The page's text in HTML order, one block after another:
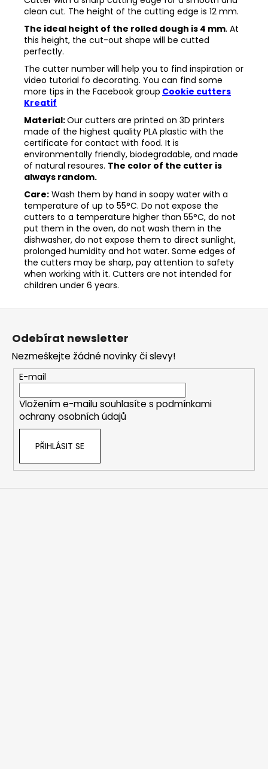
clean cut. The height of the cutting edge is 12 mm.
The ideal height of the rolled dough is 4 mm. At
this height, the cut-out shape will be cutted
perfectly.
The cutter number will help you to find inspiration or
video tutorial fo decorating. You can find some
more tips in the Facebook group Cookie cutters
Kreatif
Material:Our cutters are printed on 3D printers
made of the highest quality PLA plastic with the
certificate for contact with food. It is
environmentally friendly, biodegradable, and made
of natural resoures. The color of the cutter is
always random.
Care: Wash them by hand in soapy water with a
temperature of up to 55°C. Do not expose the
cutters to a temperature higher than 55°C, do not
put them in the oven, do not wash them in the
dishwasher, do not expose them to direct sunlight,
prolonged humidity and hot water. Some edges of
the cutters may be sharp, pay attention to safety
when working with it. Cutters are not intended for
children under 6 years.
Z
Odebírat newsletter
Nezmeškejte žádné novinky či slevy!
E-mail
Vložením e-mailu souhlasíte s podmínkami
ochrany osobních údajů
PŘIHLÁSIT SE